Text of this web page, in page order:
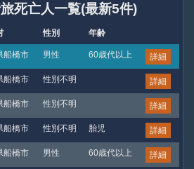
死亡人一覧(最新5件)
性別 年齢
船橋市 男性 60歳代以上 詳細
船橋市 性別不明 詳細
船橋市 性別不明 詳細
船橋市 性別不明 胎児 詳細
船橋市 男性 60歳代以上 詳細